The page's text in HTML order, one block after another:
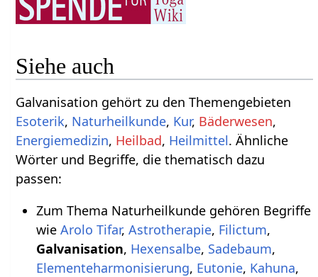
Siehe auch
Galvanisation gehört zu den Themengebieten
Esoterik, Naturheilkunde, Kur, Bäderwesen,
Energiemedizin, Heilbad, Heilmittel. Ähnliche
Wörter und Begriffe, die thematisch dazu
passen:
Zum Thema Naturheilkunde gehören Begriffe
wie Arolo Tifar, Astrotherapie, Filictum,
Galvanisation, Hexensalbe, Sadebaum,
Elementeharmonisierung, Eutonie, Kahuna,